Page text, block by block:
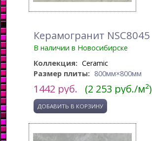
Керамогранит NSC8045
В наличии в Новосибирске
Коллекция: Ceramic
Размер плиты: 800мм×800мм
1442 руб. (2 253 руб./м²)